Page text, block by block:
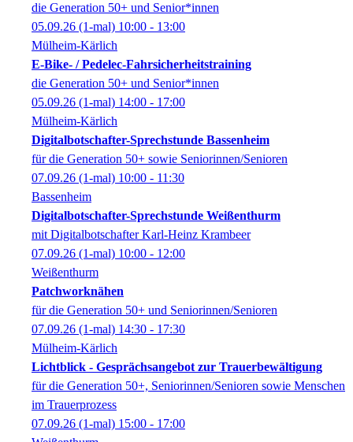
die Generation 50+ und Senior*innen
05.09.26 (1-mal) 10:00 - 13:00
Mülheim-Kärlich
E-Bike- / Pedelec-Fahrsicherheitstraining
die Generation 50+ und Senior*innen
05.09.26 (1-mal) 14:00 - 17:00
Mülheim-Kärlich
Digitalbotschafter-Sprechstunde Bassenheim
für die Generation 50+ sowie Seniorinnen/Senioren
07.09.26 (1-mal) 10:00 - 11:30
Bassenheim
Digitalbotschafter-Sprechstunde Weißenthurm
mit Digitalbotschafter Karl-Heinz Krambeer
07.09.26 (1-mal) 10:00 - 12:00
Weißenthurm
Patchworknähen
für die Generation 50+ und Seniorinnen/Senioren
07.09.26 (1-mal) 14:30 - 17:30
Mülheim-Kärlich
Lichtblick - Gesprächsangebot zur Trauerbewältigung
für die Generation 50+, Seniorinnen/Senioren sowie Menschen
im Trauerprozess
07.09.26 (1-mal) 15:00 - 17:00